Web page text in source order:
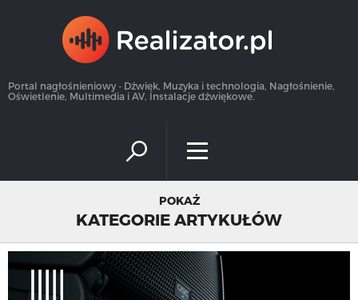
Portal nagłośnieniowy - Dźwięk, Muzyka i technologia, Nagłośnienie,
Oświetlenie, Multimedia i AV, Instalacje dźwiękowe.
POKAŻ
KATEGORIE ARTYKUŁÓW